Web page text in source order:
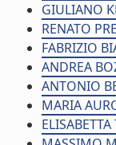
GIULIANO
RENATO
FABRIZIO
ANDREA
ANTONIO
MARIA